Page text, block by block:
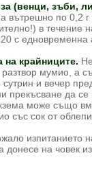
(венци, зъби,
вътрешно по 0,2
в течение
с едновременна
на крайниците.
разтвор мумио, а
и вечер
прекъсване да
може също
със сок от
изпитанието
донесе на човек